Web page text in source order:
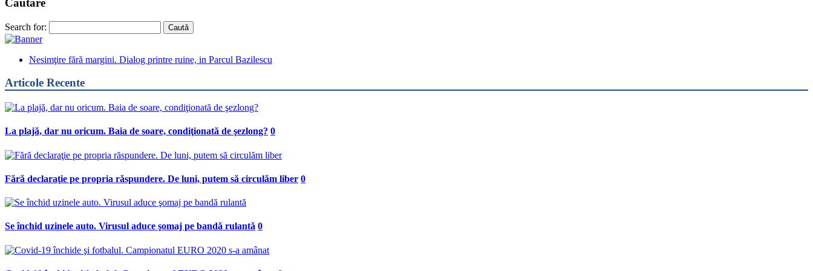
Căutare
Search for:
Nesimţire fără margini. Dialog printre ruine, in Parcul Bazilescu
Articole Recente
La plajă, dar nu oricum. Baia de soare, condiţionată de şezlong? 0
Fără declaraţie pe propria răspundere. De luni, putem să circulăm liber 0
Se închid uzinele auto. Virusul aduce şomaj pe bandă rulantă 0